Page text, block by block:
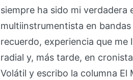
siempre ha sido mi verdadera
multiinstrumentista en
recuerdo, experiencia que
radial y, más tarde, en
Volátil y escribo la columna El